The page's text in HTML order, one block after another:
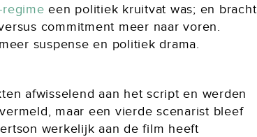
een politiek kruitvat was; en bracht
commitment meer naar voren.
suspense en politiek drama.
afwisselend aan het script en werden
maar een vierde scenarist bleef
werkelijk aan de film heeft